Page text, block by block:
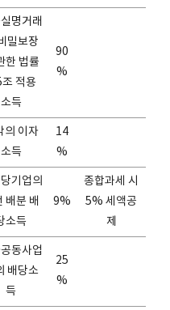
명거래
밀보장
한 법률
적용
소득
90
%
의 이자
소득
14
%
기업의
배분 배
소득
9%
종합과세 시
5% 세액공
제
동사업
배당소
득
25
%